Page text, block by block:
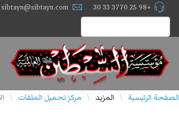
+98 25 3770 33 30
sibtayn@sibtayn.com
الصفحة الرئيسية \ المزيد \ مركز تحميل الملفات \